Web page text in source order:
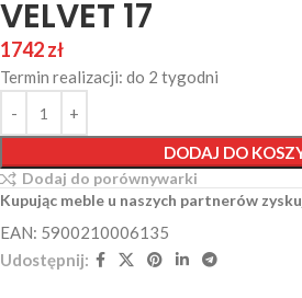
VELVET 17
1742zł
Termin realizacji: do 2 tygodni
DODAJ DO
Dodaj do porównywarki
Kupując meble u naszych partnerów
EAN: 5900210006135
Udostępnij: